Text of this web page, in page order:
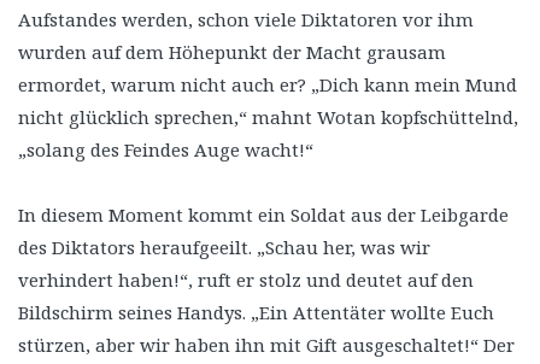
Aufstandes werden, schon viele Diktatoren vor ihm
wurden auf dem Höhepunkt der Macht grausam
ermordet, warum nicht auch er? „Dich kann mein Mund
nicht glücklich sprechen,“ mahnt Wotan kopfschüttelnd,
„solang des Feindes Auge wacht!“
In diesem Moment kommt ein Soldat aus der Leibgarde
des Diktators heraufgeeilt. „Schau her, was wir
verhindert haben!“, ruft er stolz und deutet auf den
Bildschirm seines Handys. „Ein Attentäter wollte Euch
stürzen, aber wir haben ihn mit Gift ausgeschaltet!“ Der